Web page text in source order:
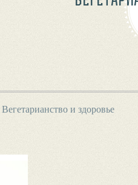
Вегетарианство и здоровье